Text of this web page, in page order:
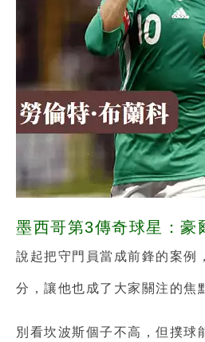
墨西哥第3傳奇球星：豪
說起把守門員當成前鋒的案例
分，讓他也成了大家關注的焦
別看坎波斯個子不高，但撲